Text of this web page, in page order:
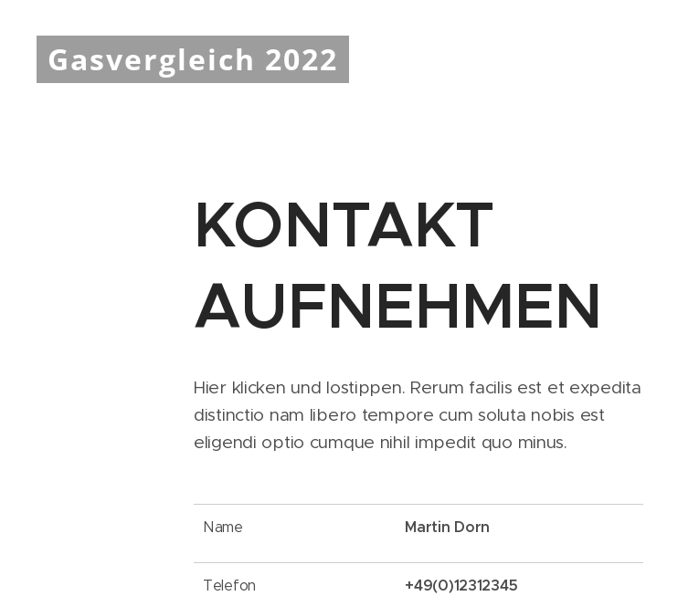
Gasvergleich 2022
KONTAKT
AUFNEHMEN
Hier klicken und lostippen. Rerum facilis est et expedita
distinctio nam libero tempore cum soluta nobis est
eligendi optio cumque nihil impedit quo minus.
Name Martin Dorn
Telefon +49(0)12312345